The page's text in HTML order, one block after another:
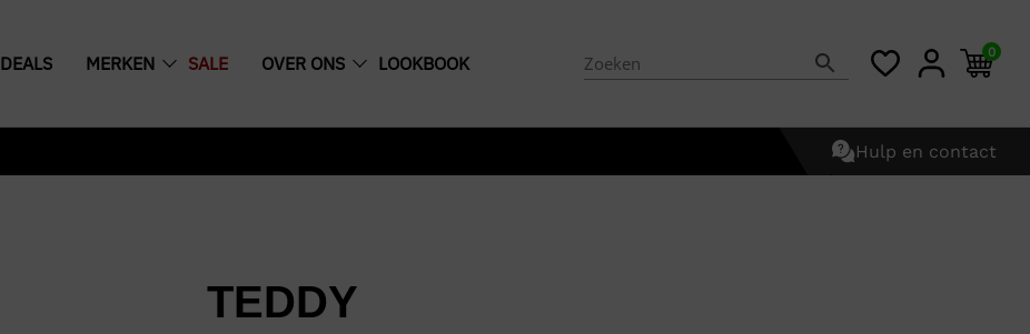
DEALS MERKEN SALE OVER ONS LOOKBOOK
0
Hulp en contact
TEDDY